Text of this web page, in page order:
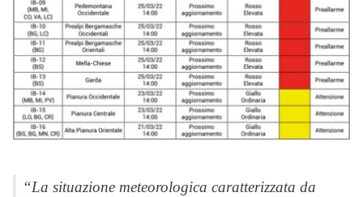
“La situazione meteorologica caratterizzata da